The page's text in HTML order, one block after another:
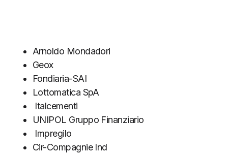
Arnoldo Mondadori
Geox
Fondiaria-SAI
Lottomatica SpA
Italcementi
UNIPOL Gruppo Finanziario
Impregilo
Cir-Compagnie Ind